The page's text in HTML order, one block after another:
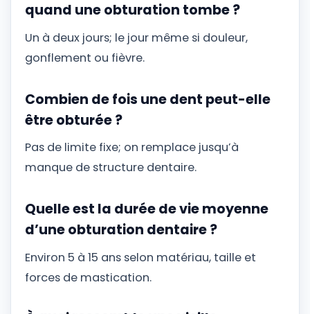
quand une obturation tombe ?
Un à deux jours; le jour même si douleur,
gonflement ou fièvre.
Combien de fois une dent peut-elle
être obturée ?
Pas de limite fixe; on remplace jusqu’à
manque de structure dentaire.
Quelle est la durée de vie moyenne
d’une obturation dentaire ?
Environ 5 à 15 ans selon matériau, taille et
forces de mastication.